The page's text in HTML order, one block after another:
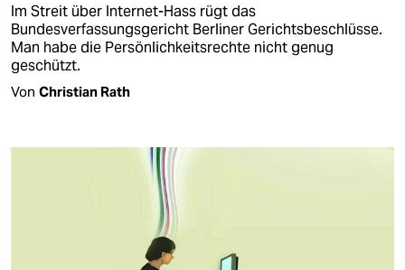
Im Streit über Internet-Hass rügt das
Bundesverfassungsgericht Berliner Gerichtsbeschlüsse.
Man habe die Persönlichkeitsrechte nicht genug
geschützt.
Von Christian Rath